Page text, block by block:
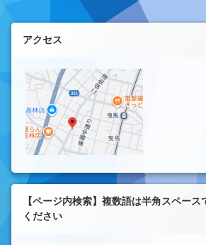
左サイドバー
アクセス
【ページ内検索】複数語は半角スペー
ください